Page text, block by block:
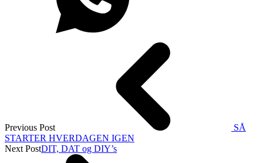
Previous Post
SÅ
STARTER HVERDAGEN IGEN
Next PostDIT, DAT og DIY’s